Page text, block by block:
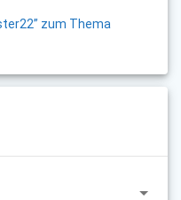
zum Thema